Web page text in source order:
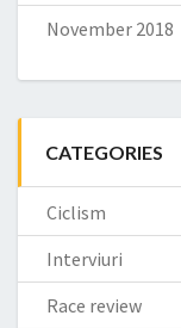
November 2018
CATEGORIES
Ciclism
Interviuri
Race review